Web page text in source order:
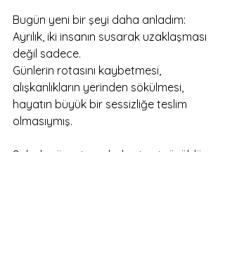
Bugün yeni bir şeyi daha anladım:
Ayrılık, iki insanın susarak uzaklaşması
değil sadece.
Günlerin rotasını kaybetmesi,
alışkanlıkların yerinden sökülmesi,
hayatın büyük bir sessizliğe teslim
olmasıymış.
Sabah güneşi perdeden içeri süzüldü.